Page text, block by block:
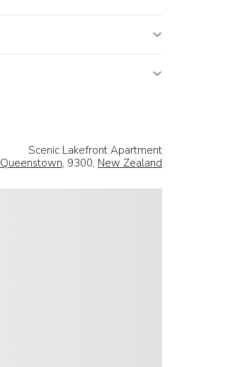
Scenic Lakefront Apartment
Queenstown, 9300, New Zealand